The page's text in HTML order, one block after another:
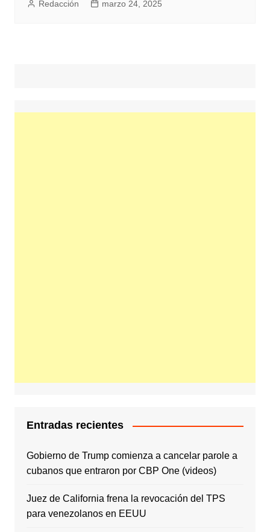
Redacción marzo 24, 2025
Entradas recientes
Gobierno de Trump comienza a cancelar parole a
cubanos que entraron por CBP One (videos)
Juez de California frena la revocación del TPS
para venezolanos en EEUU